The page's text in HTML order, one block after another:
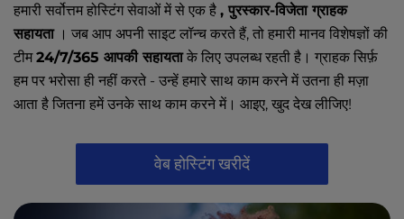
हमारी सर्वोत्तम होस्टिंग सेवाओं में से एक है , पुरस्कार-विजेता ग्राहक
सहायता। जब आप अपनी साइट लॉन्च करते हैं, तो हमारी मानव विशेषज्ञों की
टीम24/7/365 आपकी सहायताके लिए उपलब्ध रहती है। ग्राहक सिर्फ़
हम पर भरोसा ही नहीं करते - उन्हें हमारे साथ काम करने में उतना ही मज़ा
आता है जितना हमें उनके साथ काम करने में। आइए, खुद देख लीजिए!
वेब होस्टिंग खरीदें